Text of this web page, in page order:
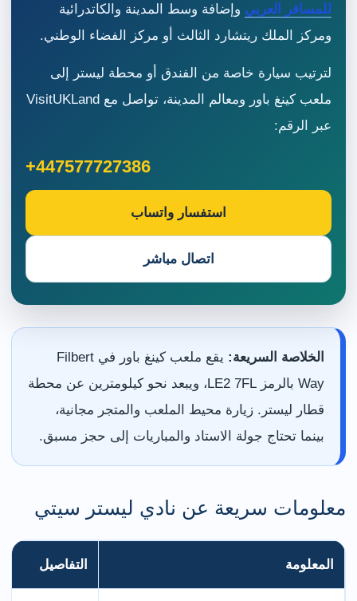
للمسافر العربي وإضافة وسط المدينة والكاتدرائية
ومركز الملك ريتشارد الثالث أو مركز الفضاء الوطني.
لترتيب سيارة خاصة من الفندق أو محطة ليستر إلى
ملعب كينغ باور ومعالم المدينة، تواصل مع VisitUKLand
عبر الرقم:
+447577727386
استفسار واتساب
اتصال مباشر
الخلاصة السريعة:
يقع ملعب كينغ باور في Filbert
Way بالرمز LE2 7FL، ويبعد نحو كيلومترين عن محطة
قطار ليستر. زيارة محيط الملعب والمتجر مجانية،
بينما تحتاج جولة الاستاد والمباريات إلى حجز مسبق.
معلومات سريعة عن نادي ليستر سيتي
المعلومة التفاصيل